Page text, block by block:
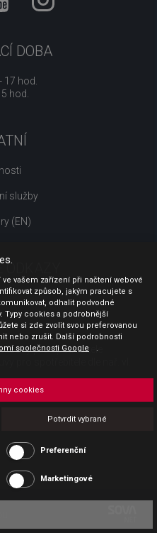
DOBA
17 hod.
hod.
služby
(EN)
pro spotřebitele
vašem zařízení při načtení webové
způsob, jakým pracujete s
odhalit podvodné
Typy cookies a podrobnější
si zde zvolit svou preferovanou
nebo zrušit. Další podrobnosti
společnosti Google .
Potvrdit vybrané
cookies
Preferenční
Marketingové